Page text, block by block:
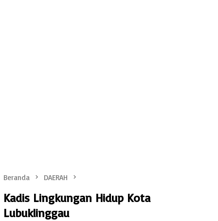
Beranda DAERAH
Kadis Lingkungan Hidup Kota
Lubuklinggau